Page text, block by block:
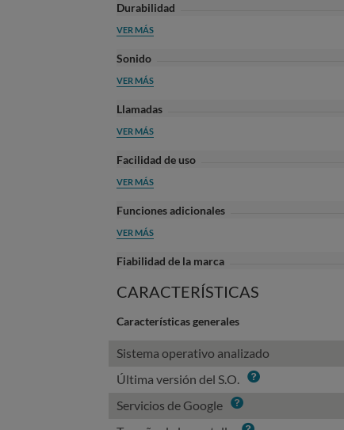
Durabilidad
VER MÁS
Sonido
VER MÁS
Llamadas
VER MÁS
Facilidad de uso
VER MÁS
Funciones adicionales
VER MÁS
Fiabilidad de la marca
CARACTERÍSTICAS
Características generales
Sistema operativo analizado
Última versión del S.O. Info
Servicios de Google Info